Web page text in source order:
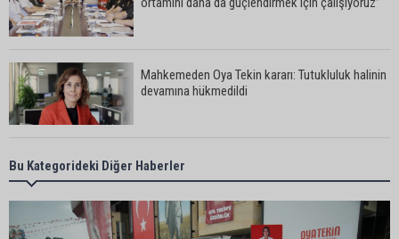
Mahkemeden Oya Tekin kararı: Tutukluluk halinin
devamına hükmedildi
Adana’da taziye evinde silahlı kavga kamerada:
Çok sayıda polis ekibi olay yerine sevk edildi
Bu Kategorideki Diğer Haberler